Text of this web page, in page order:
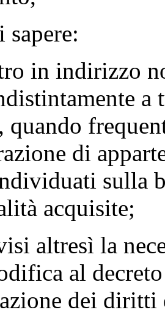
sapere:
in indirizzo
di
sulla
acquisite;
altresì la
al
dei